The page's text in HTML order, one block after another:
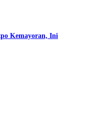
Kemayoran, Ini